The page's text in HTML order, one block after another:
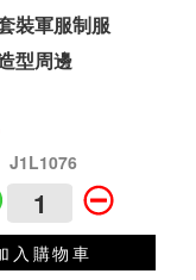
裝軍服制服
型周邊
J1L1076
入購物車